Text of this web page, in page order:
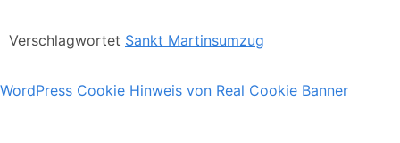
Verschlagwortet Sankt Martinsumzug
WordPress Cookie Hinweis von Real Cookie Banner